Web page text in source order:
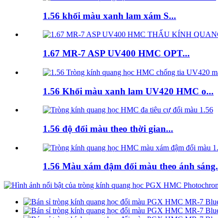
1.56 khối màu xanh lam xám S...
1.67 MR-7 ASP UV400 HMC OPT...
1.56 Khối màu xanh lam UV420 HMC o...
1.56 độ đổi màu theo thời gian...
1.56 Màu xám đậm đổi màu theo ánh